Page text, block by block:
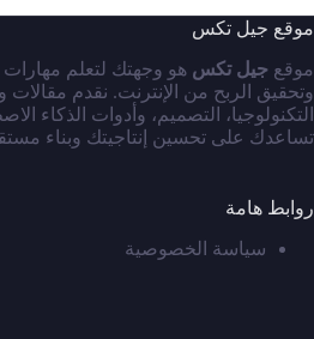
موقع جيل تكس
موقع جيل تكس هو وجهتك لتعلم مهارات
وتحقيق الربح من الإنترنت. نقدم
التكنولوجيا، التصميم، وأدوات الذكاء
تساعدك على تحسين إنتاجيتك وبناء
روابط هامة
سياسة الخصوصية